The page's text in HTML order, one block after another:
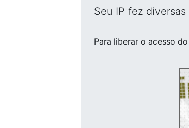
Seu IP fez
Para liberar o acesso